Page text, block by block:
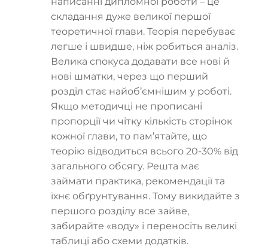
складання дуже великої першої
теоретичної глави. Теорія перебуває
легше і швидше, ніж робиться аналіз.
Велика спокуса додавати все нові й
нові шматки, через що перший
розділ стає найоб’ємнішим у роботі.
Якщо методичці не прописані
пропорції чи чітку кількість сторінок
кожної глави, то пам’ятайте, що
теорію відводиться всього 20-30% від
загального обсягу. Решта має
займати практика, рекомендації та
їхнє обґрунтування. Тому викидайте з
першого розділу все зайве,
забирайте «воду» і переносіть великі
таблиці або схеми додатків.